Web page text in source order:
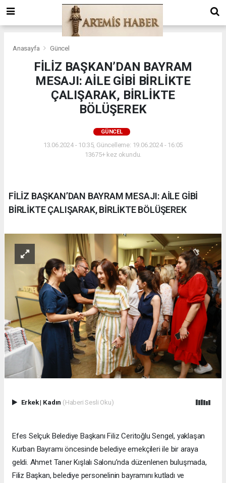
Anasayfa Güncel
FİLİZ BAŞKAN’DAN BAYRAM
MESAJI: AİLE GİBİ BİRLİKTE
ÇALIŞARAK, BİRLİKTE
BÖLÜŞEREK
GÜNCEL
13.06.2024 - 10:35, Güncelleme: 19.06.2024 - 16:05
13675+ kez okundu.
FİLİZ BAŞKAN’DAN BAYRAM MESAJI: AİLE GİBİ
BİRLİKTE ÇALIŞARAK, BİRLİKTE BÖLÜŞEREK
Erkek| Kadın (Haberi Sesli Oku)
Efes Selçuk Belediye Başkanı Filiz Ceritoğlu Sengel, yaklaşan
Kurban Bayramı öncesinde belediye emekçileri ile bir araya
geldi. Ahmet Taner Kışlalı Salonu’nda düzenlenen buluşmada,
Filiz Başkan, belediye personelinin bayramını kutladı ve